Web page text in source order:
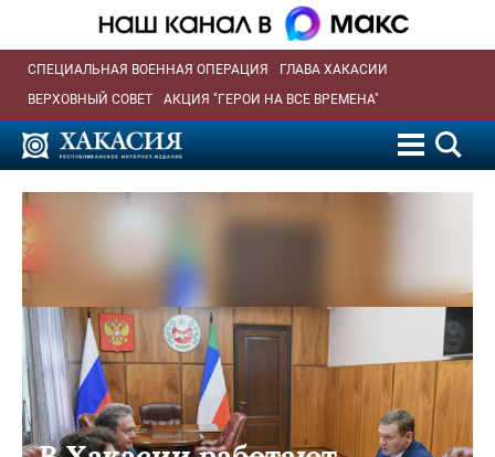
СПЕЦИАЛЬНАЯ ВОЕННАЯ ОПЕРАЦИЯ
ГЛАВА ХАКАСИИ
ВЕРХОВНЫЙ СОВЕТ
АКЦИЯ "ГЕРОИ НА ВСЕ ВРЕМЕНА"